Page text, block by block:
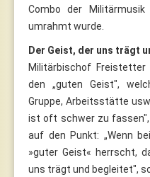
Combo der Militärmusik
umrahmt wurde.
Der Geist, der uns trägt
Militärbischof
den „guten Geist",
Gruppe, Arbeitsstätte
ist oft schwer zu
auf den Punkt: „Wenn
»guter Geist« herrscht,
uns trägt und begleitet",